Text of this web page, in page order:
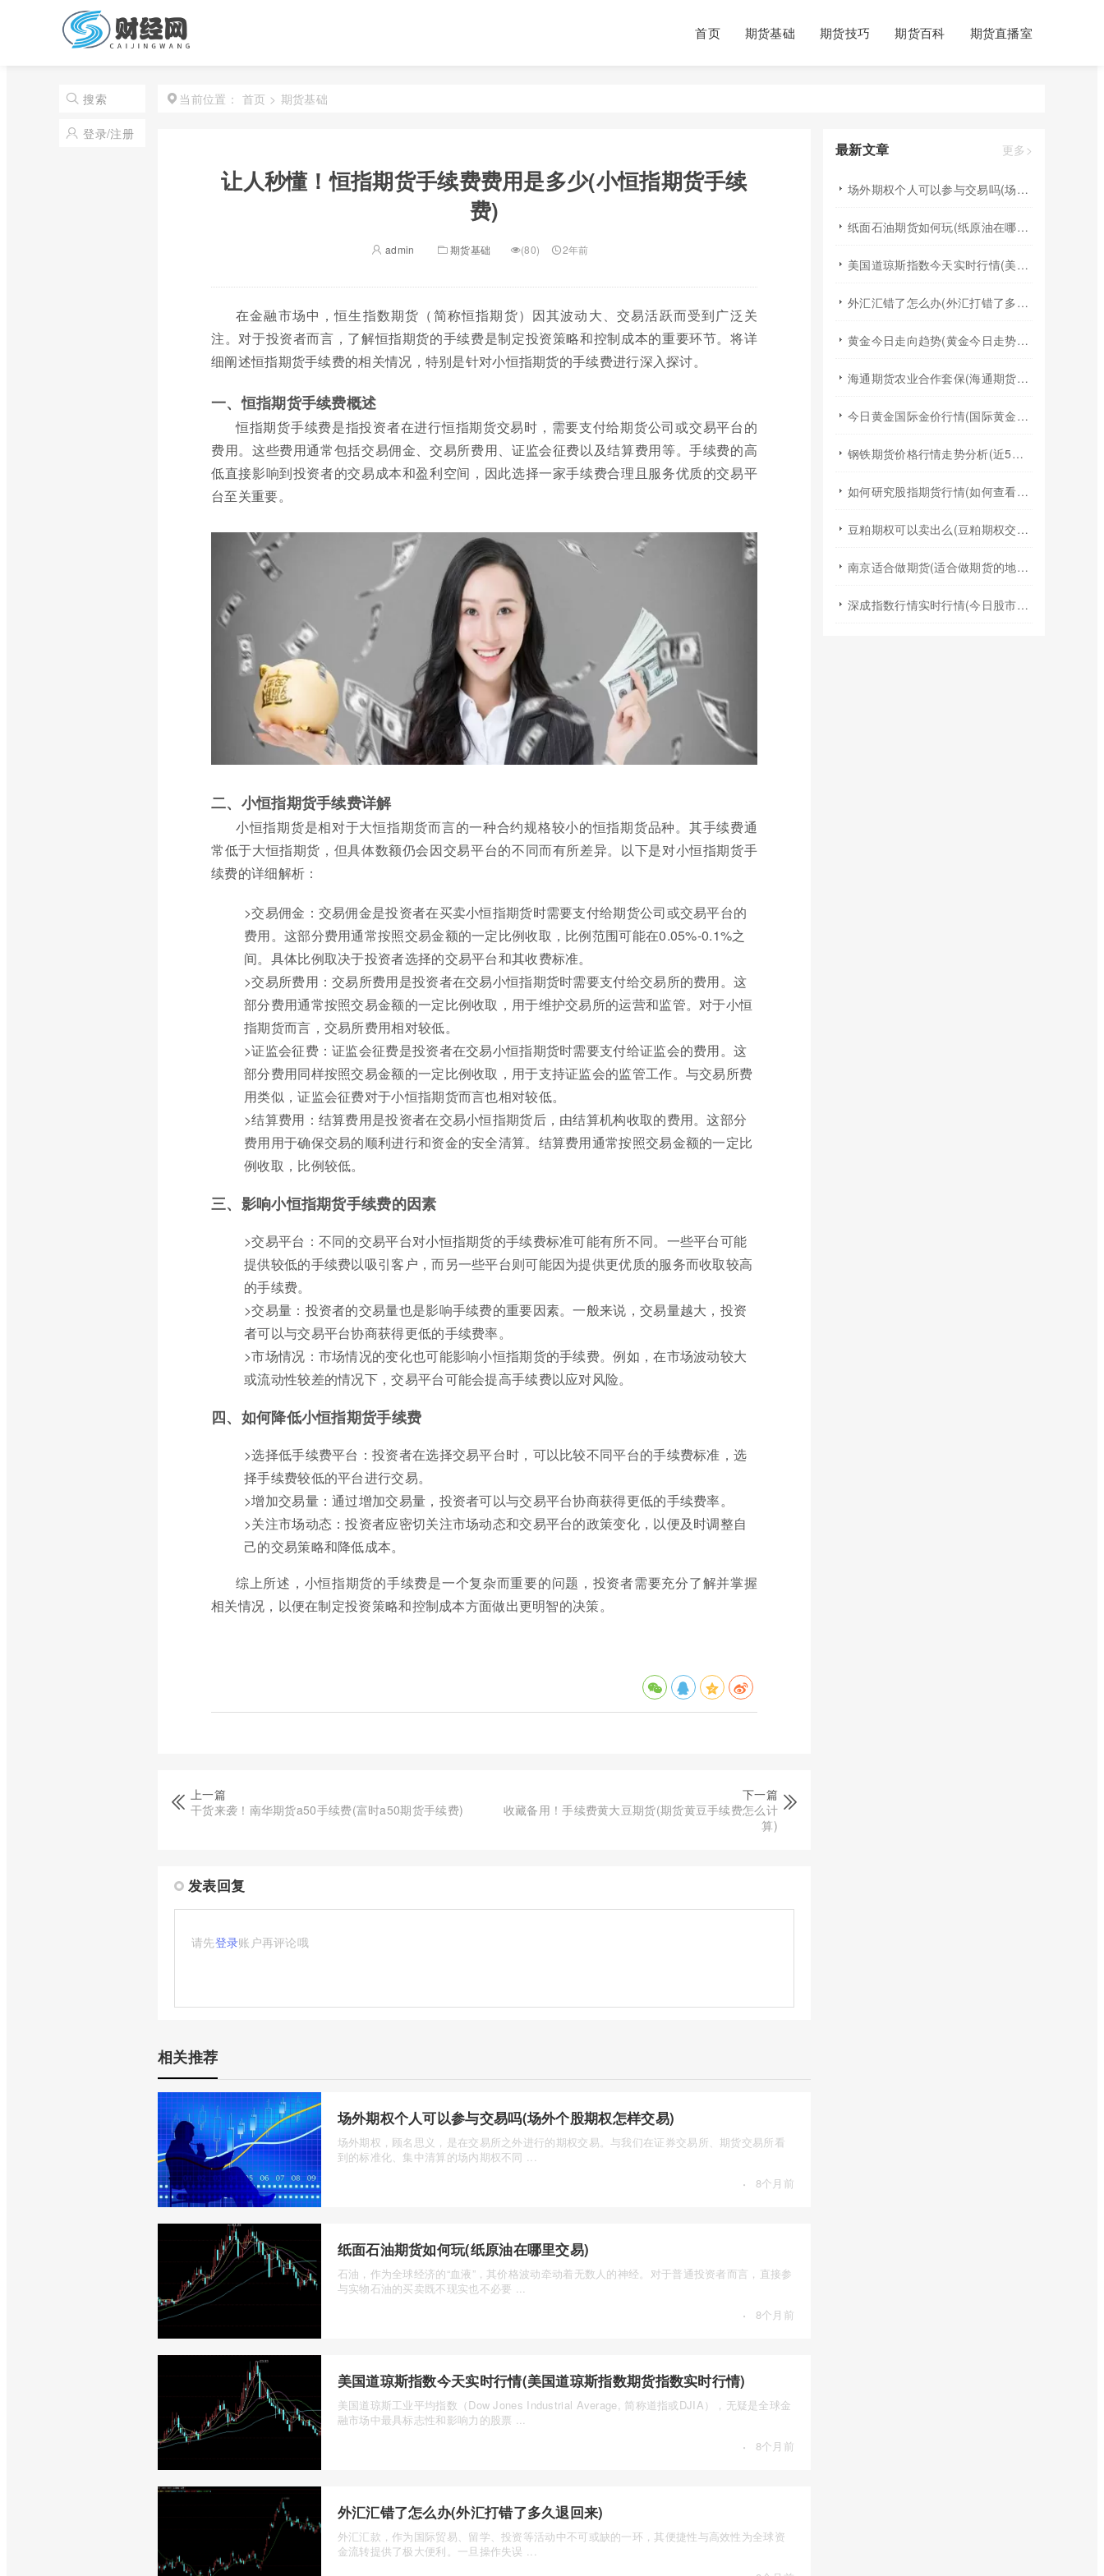
首页 期货基础 期货技巧 期货百科 期货直播室
搜索
登录/注册
当前位置： 首页 > 期货基础
让人秒懂！恒指期货手续费费用是多少(小恒指期货手续
费)
admin 期货基础 (80) 2年前
在金融市场中，恒生指数期货（简称恒指期货）因其波动大、交易活跃而受到广泛关
注。对于投资者而言，了解恒指期货的手续费是制定投资策略和控制成本的重要环节。将详
细阐述恒指期货手续费的相关情况，特别是针对小恒指期货的手续费进行深入探讨。
一、恒指期货手续费概述
恒指期货手续费是指投资者在进行恒指期货交易时，需要支付给期货公司或交易平台的
费用。这些费用通常包括交易佣金、交易所费用、证监会征费以及结算费用等。手续费的高
低直接影响到投资者的交易成本和盈利空间，因此选择一家手续费合理且服务优质的交易平
台至关重要。
二、小恒指期货手续费详解
小恒指期货是相对于大恒指期货而言的一种合约规格较小的恒指期货品种。其手续费通
常低于大恒指期货，但具体数额仍会因交易平台的不同而有所差异。以下是对小恒指期货手
续费的详细解析：
>交易佣金：交易佣金是投资者在买卖小恒指期货时需要支付给期货公司或交易平台的
费用。这部分费用通常按照交易金额的一定比例收取，比例范围可能在0.05%-0.1%之
间。具体比例取决于投资者选择的交易平台和其收费标准。
>交易所费用：交易所费用是投资者在交易小恒指期货时需要支付给交易所的费用。这
部分费用通常按照交易金额的一定比例收取，用于维护交易所的运营和监管。对于小恒
指期货而言，交易所费用相对较低。
>证监会征费：证监会征费是投资者在交易小恒指期货时需要支付给证监会的费用。这
部分费用同样按照交易金额的一定比例收取，用于支持证监会的监管工作。与交易所费
用类似，证监会征费对于小恒指期货而言也相对较低。
>结算费用：结算费用是投资者在交易小恒指期货后，由结算机构收取的费用。这部分
费用用于确保交易的顺利进行和资金的安全清算。结算费用通常按照交易金额的一定比
例收取，比例较低。
三、影响小恒指期货手续费的因素
>交易平台：不同的交易平台对小恒指期货的手续费标准可能有所不同。一些平台可能
提供较低的手续费以吸引客户，而另一些平台则可能因为提供更优质的服务而收取较高
的手续费。
>交易量：投资者的交易量也是影响手续费的重要因素。一般来说，交易量越大，投资
者可以与交易平台协商获得更低的手续费率。
>市场情况：市场情况的变化也可能影响小恒指期货的手续费。例如，在市场波动较大
或流动性较差的情况下，交易平台可能会提高手续费以应对风险。
四、如何降低小恒指期货手续费
>选择低手续费平台：投资者在选择交易平台时，可以比较不同平台的手续费标准，选
择手续费较低的平台进行交易。
>增加交易量：通过增加交易量，投资者可以与交易平台协商获得更低的手续费率。
>关注市场动态：投资者应密切关注市场动态和交易平台的政策变化，以便及时调整自
己的交易策略和降低成本。
综上所述，小恒指期货的手续费是一个复杂而重要的问题，投资者需要充分了解并掌握
相关情况，以便在制定投资策略和控制成本方面做出更明智的决策。
上一篇
干货来袭！南华期货a50手续费(富时a50期货手续费)
下一篇
收藏备用！手续费黄大豆期货(期货黄豆手续费怎么计
算)
发表回复
请先登录账户再评论哦
相关推荐
场外期权个人可以参与交易吗(场外个股期权怎样交易)
场外期权，顾名思义，是在交易所之外进行的期权交易。与我们在证券交易所、期货交易所看
到的标准化、集中清算的场内期权不同 ...
· 8个月前
纸面石油期货如何玩(纸原油在哪里交易)
石油，作为全球经济的“血液”，其价格波动牵动着无数人的神经。对于普通投资者而言，直接参
与实物石油的买卖既不现实也不必要 ...
· 8个月前
美国道琼斯指数今天实时行情(美国道琼斯指数期货指数实时行情)
美国道琼斯工业平均指数（Dow Jones Industrial Average, 简称道指或DJIA），无疑是全球金
融市场中最具标志性和影响力的股票 ...
· 8个月前
外汇汇错了怎么办(外汇打错了多久退回来)
外汇汇款，作为国际贸易、留学、投资等活动中不可或缺的一环，其便捷性与高效性为全球资
金流转提供了极大便利。一旦操作失误 ...
最新文章 更多>
场外期权个人可以参与交易吗(场外个股期权怎样交易)
纸面石油期货如何玩(纸原油在哪里交易)
美国道琼斯指数今天实时行情(美国道琼斯指数期货指数实时行情)
外汇汇错了怎么办(外汇打错了多久退回来)
黄金今日走向趋势(黄金今日走势分析建议)
海通期货农业合作套保(海通期货2024年棉花年报)
今日黄金国际金价行情(国际黄金实时行情今日国际金价)
钢铁期货价格行情走势分析(近5年钢铁期货行情走势图)
如何研究股指期货行情(如何查看股指期货行情)
豆粕期权可以卖出么(豆粕期权交易规则)
南京适合做期货(适合做期货的地方)
深成指数行情实时行情(今日股市行情大盘指数实时行情)